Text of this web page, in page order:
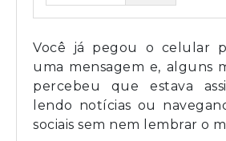
Você já pegou o celular
uma mensagem e, alguns
percebeu que estava
lendo notícias ou
sociais sem nem lembrar o